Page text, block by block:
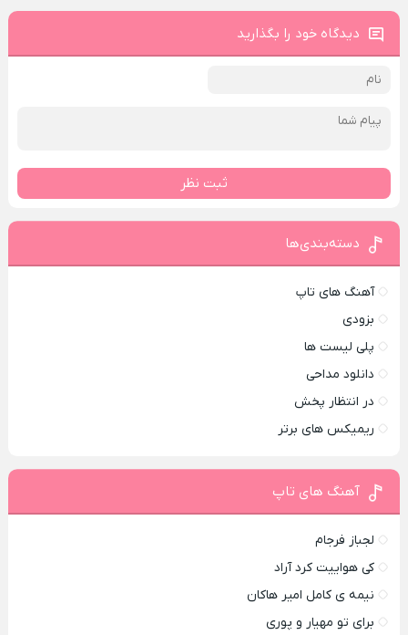
دیدگاه خود را بگذارید
ثبت نظر
دسته‌بندی‌ها
آهنگ های تاپ
بزودی
پلی لیست ها
دانلود مداحی
در انتظار پخش
ریمیکس های برتر
آهنگ های تاپ
لجباز فرجام
کی هواییت کرد آراد
نیمه ی کامل امیر هاکان
برای تو مهیار و پوری